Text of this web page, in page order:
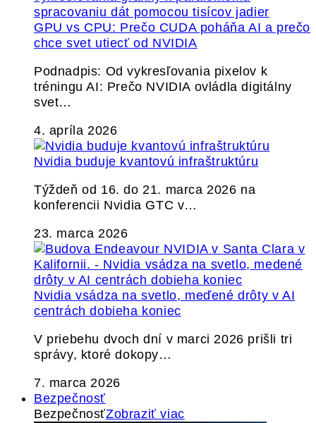
GPU vs CPU: Prečo CUDA poháňa AI a prečo
chce svet utiecť od NVIDIA
Podnadpis: Od vykresľovania pixelov k
tréningu AI: Prečo NVIDIA ovládla digitálny
svet…
4. apríla 2026
Nvidia buduje kvantovú infraštruktúru
Týždeň od 16. do 21. marca 2026 na
konferencii Nvidia GTC v…
23. marca 2026
Nvidia vsádza na svetlo, meďené drôty v AI
centrách dobieha koniec
V priebehu dvoch dní v marci 2026 prišli tri
správy, ktoré dokopy…
7. marca 2026
Bezpečnosť
BezpečnosťZobraziť viac